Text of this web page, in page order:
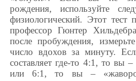
рождения, используйте
физиологический. Этот тест
профессор Гюнтер
после пробуждения,
число вдохов за минуту.
составляет где-то 4:1, то вы
или 6:1, то вы –